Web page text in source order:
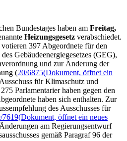
Bundestages haben am Freitag,
Heizungsgesetz verabschiedet.
397 Abgeordnete für den
Gebäudeenergiegesetzes (GEG),
und zur Änderung der
(20/6875(Dokument, öffnet ein
für Klimaschutz und
Parlamentarier haben gegen den
haben sich enthalten. Zur
des Ausschusses für
7619(Dokument, öffnet ein neues
am Regierungsentwurf
gemäß Paragraf 96 der